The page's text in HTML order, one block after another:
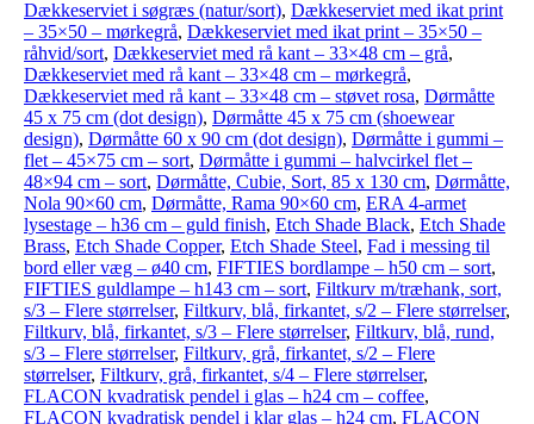
Dækkeserviet i søgræs (natur/sort), Dækkeserviet med ikat print
– 35×50 – mørkegrå, Dækkeserviet med ikat print – 35×50 –
råhvid/sort, Dækkeserviet med rå kant – 33×48 cm – grå,
Dækkeserviet med rå kant – 33×48 cm – mørkegrå,
Dækkeserviet med rå kant – 33×48 cm – støvet rosa, Dørmåtte
45 x 75 cm (dot design), Dørmåtte 45 x 75 cm (shoewear
design), Dørmåtte 60 x 90 cm (dot design), Dørmåtte i gummi –
flet – 45×75 cm – sort, Dørmåtte i gummi – halvcirkel flet –
48×94 cm – sort, Dørmåtte, Cubie, Sort, 85 x 130 cm, Dørmåtte,
Nola 90×60 cm, Dørmåtte, Rama 90×60 cm, ERA 4-armet
lysestage – h36 cm – guld finish, Etch Shade Black, Etch Shade
Brass, Etch Shade Copper, Etch Shade Steel, Fad i messing til
bord eller væg – ø40 cm, FIFTIES bordlampe – h50 cm – sort,
FIFTIES guldlampe – h143 cm – sort, Filtkurv m/træhank, sort,
s/3 – Flere størrelser, Filtkurv, blå, firkantet, s/2 – Flere størrelser,
Filtkurv, blå, firkantet, s/3 – Flere størrelser, Filtkurv, blå, rund,
s/3 – Flere størrelser, Filtkurv, grå, firkantet, s/2 – Flere
størrelser, Filtkurv, grå, firkantet, s/4 – Flere størrelser,
FLACON kvadratisk pendel i glas – h24 cm – coffee,
FLACON kvadratisk pendel i klar glas – h24 cm, FLACON